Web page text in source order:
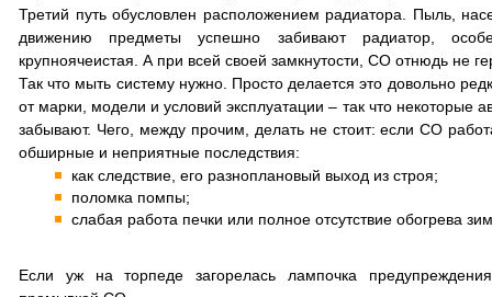
Третий путь обусловлен расположением радиатора. Пыль,
движению предметы успешно забивают радиатор,
крупноячеистая. А при всей своей замкнутости, СО отнюдь не
Так что мыть систему нужно. Просто делается это довольно
от марки, модели и условий эксплуатации – так что некоторые
забывают. Чего, между прочим, делать не стоит: если СО
обширные и неприятные последствия:
как следствие, его разноплановый выход из строя;
поломка помпы;
слабая работа печки или полное отсутствие обогрева
Если уж на торпеде загорелась лампочка